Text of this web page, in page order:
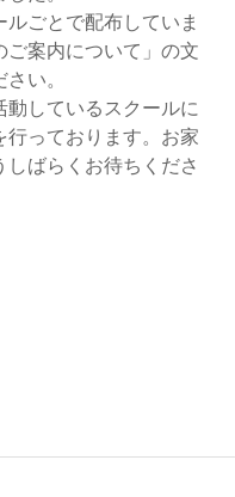
ルごとで配布していま
ご案内について」の文
い。
動しているスクールに
行っております。お家
しばらくお待ちくださ